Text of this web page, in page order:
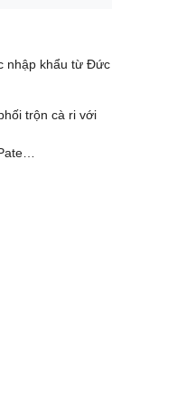
nhập khẩu từ Đức
trộn cà ri với